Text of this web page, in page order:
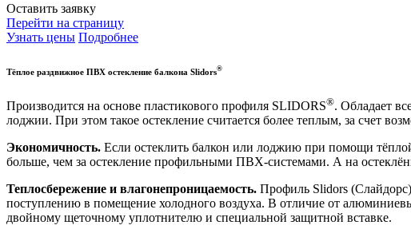
Оставить заявку
Перейти на страницу
Узнать цены Подробнее
Тёплое раздвижное ПВХ остекление балкона Slidors®
Производится на основе пластикового профиля SLIDORS®. Обладает
лоджии. При этом такое остекление считается более теплым, за счет
Экономичность. Если остеклить балкон или лоджию при помощи
больше, чем за остекление профильными ПВХ-системами. А на
Теплосбережение и влагонепроницаемость. Профиль Slidors (Слайдорс)
поступлению в помещение холодного воздуха. В отличие от
двойному щеточному уплотнителю и специальной защитной вставке.